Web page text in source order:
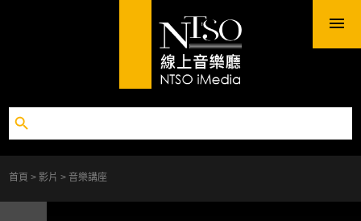
首頁 影片 音樂講座